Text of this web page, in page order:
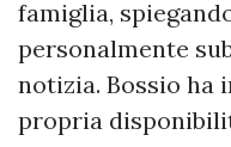
famiglia,
personalmente
notizia. Bossio ha
propria